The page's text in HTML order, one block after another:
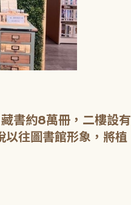
書約8萬冊，二樓設有
以往圖書館形象，將植